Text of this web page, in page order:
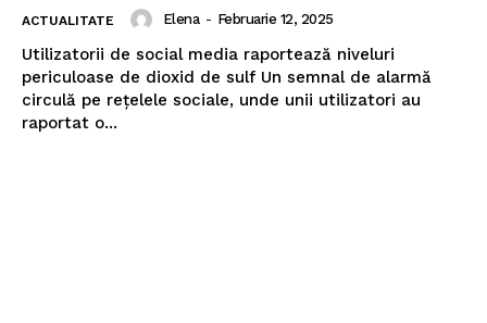
ACTUALITATE Elena - Februarie 12, 2025
Utilizatorii de social media raportează niveluri
periculoase de dioxid de sulf Un semnal de alarmă
circulă pe rețelele sociale, unde unii utilizatori au
raportat o...